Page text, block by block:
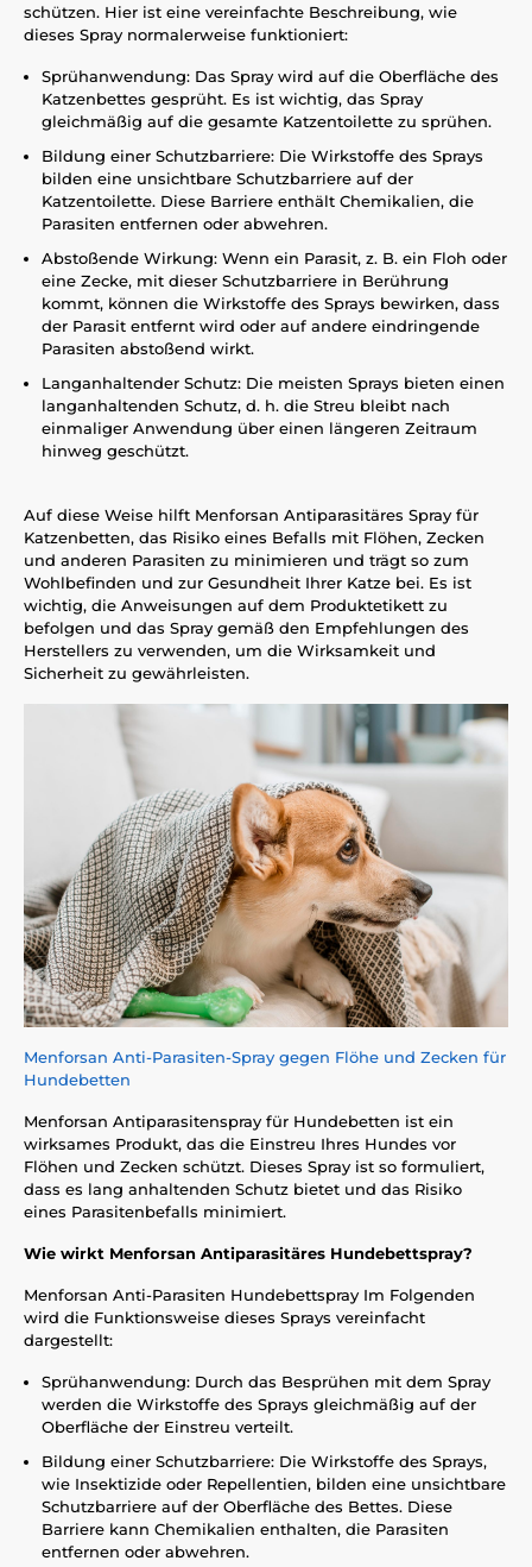
schützen. Hier ist eine vereinfachte Beschreibung, wie
dieses Spray normalerweise funktioniert:
Sprühanwendung: Das Spray wird auf die Oberfläche des
Katzenbettes gesprüht. Es ist wichtig, das Spray
gleichmäßig auf die gesamte Katzentoilette zu sprühen.
Bildung einer Schutzbarriere: Die Wirkstoffe des Sprays
bilden eine unsichtbare Schutzbarriere auf der
Katzentoilette. Diese Barriere enthält Chemikalien, die
Parasiten entfernen oder abwehren.
Abstoßende Wirkung: Wenn ein Parasit, z. B. ein Floh oder
eine Zecke, mit dieser Schutzbarriere in Berührung
kommt, können die Wirkstoffe des Sprays bewirken, dass
der Parasit entfernt wird oder auf andere eindringende
Parasiten abstoßend wirkt.
Langanhaltender Schutz: Die meisten Sprays bieten einen
langanhaltenden Schutz, d. h. die Streu bleibt nach
einmaliger Anwendung über einen längeren Zeitraum
hinweg geschützt.
Auf diese Weise hilft Menforsan Antiparasitäres Spray für
Katzenbetten, das Risiko eines Befalls mit Flöhen, Zecken
und anderen Parasiten zu minimieren und trägt so zum
Wohlbefinden und zur Gesundheit Ihrer Katze bei. Es ist
wichtig, die Anweisungen auf dem Produktetikett zu
befolgen und das Spray gemäß den Empfehlungen des
Herstellers zu verwenden, um die Wirksamkeit und
Sicherheit zu gewährleisten.
Menforsan Anti-Parasiten-Spray gegen Flöhe und Zecken für
Hundebetten
Menforsan Antiparasitenspray für Hundebetten ist ein
wirksames Produkt, das die Einstreu Ihres Hundes vor
Flöhen und Zecken schützt. Dieses Spray ist so formuliert,
dass es lang anhaltenden Schutz bietet und das Risiko
eines Parasitenbefalls minimiert.
Wie wirkt Menforsan Antiparasitäres Hundebettspray?
Menforsan Anti-Parasiten Hundebettspray Im Folgenden
wird die Funktionsweise dieses Sprays vereinfacht
dargestellt:
Sprühanwendung: Durch das Besprühen mit dem Spray
werden die Wirkstoffe des Sprays gleichmäßig auf der
Oberfläche der Einstreu verteilt.
Bildung einer Schutzbarriere: Die Wirkstoffe des Sprays,
wie Insektizide oder Repellentien, bilden eine unsichtbare
Schutzbarriere auf der Oberfläche des Bettes. Diese
Barriere kann Chemikalien enthalten, die Parasiten
entfernen oder abwehren.